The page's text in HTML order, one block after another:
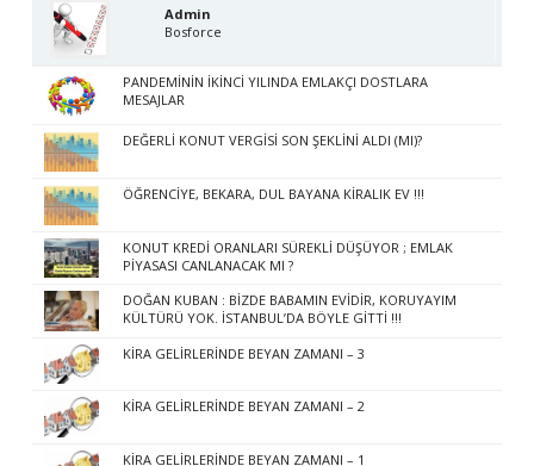
Admin
Bosforce
PANDEMİNİN İKİNCİ YILINDA EMLAKÇI DOSTLARA
MESAJLAR
DEĞERLİ KONUT VERGİSİ SON ŞEKLİNİ ALDI (MI)?
ÖĞRENCİYE, BEKARA, DUL BAYANA KİRALIK EV !!!
KONUT KREDİ ORANLARI SÜREKLİ DÜŞÜYOR ; EMLAK
PİYASASI CANLANACAK MI ?
DOĞAN KUBAN : BİZDE BABAMIN EVİDİR, KORUYAYIM
KÜLTÜRÜ YOK. İSTANBUL’DA BÖYLE GİTTİ !!!
KİRA GELİRLERİNDE BEYAN ZAMANI – 3
KİRA GELİRLERİNDE BEYAN ZAMANI – 2
KİRA GELİRLERİNDE BEYAN ZAMANI – 1